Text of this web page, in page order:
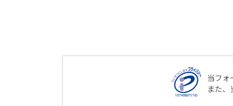
（1）ご本人様の同意があ
（2）法令に基づく場合
（3）人の生命、身体又
当フォ
また、